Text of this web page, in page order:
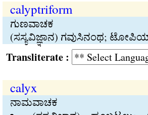
calyptriform
ಗುಣವಾಚಕ
(ಸಸ್ಯವಿಜ್ಞಾನ) ಗವುಸಿನಂಥ;
:
calyx
ನಾಮವಾಚಕ